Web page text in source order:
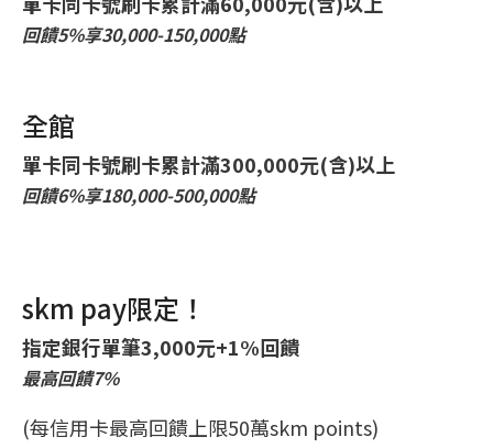
回饋5%享30,000-150,000點
全館
單卡同卡號刷卡累計滿300,000元(含)以上
回饋6%享180,000-500,000點
skm pay限定！
指定銀行單筆3,000元+1%回饋
最高回饋7%
(每信用卡最高回饋上限50萬skm points)